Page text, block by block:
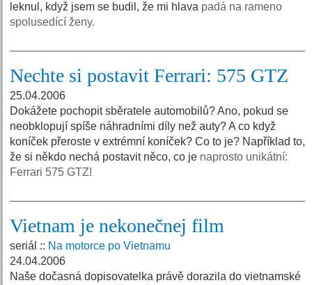
leknul, když jsem se budil, že mi hlava padá na rameno
spolusedící ženy.
Nechte si postavit Ferrari: 575 GTZ
25.04.2006
Dokážete pochopit sběratele automobilů? Ano, pokud se
neobklopují spíše náhradními díly než auty? A co když
koníček přeroste v extrémní koníček? Co to je? Například to,
že si někdo nechá postavit něco, co je naprosto unikátní:
Ferrari 575 GTZ!
Vietnam je nekonečnej film
seriál :: Na motorce po Vietnamu
24.04.2006
Naše dočasná dopisovatelka právě dorazila do vietnamské